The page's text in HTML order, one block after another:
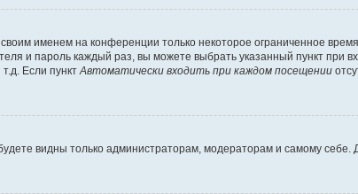
своим именем на конференции только некоторое ограниченное
и пароль каждый раз, вы можете выбрать указанный пункт при
Если пункт Автоматически входить при каждом посещении
видны только администраторам, модераторам и самому себе.